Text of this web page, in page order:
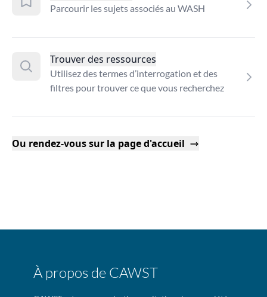
Parcourir les sujets associés au WASH
Trouver des ressources
Utilisez des termes d’interrogation et des
filtres pour trouver ce que vous recherchez
Ou rendez-vous sur la page d'accueil
À propos de CAWST